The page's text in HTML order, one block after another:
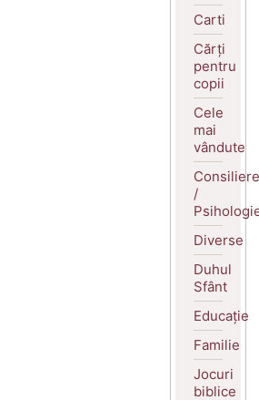
Carti
Cărți
pentru
copii
Cele
mai
vândute
Consiliere
/
Diverse
Duhul
Sfânt
Educație
Familie
Jocuri
biblice